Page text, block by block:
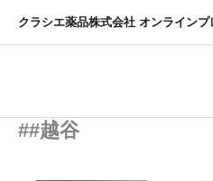
クラシエ薬品株式会社 オンラインプ
##越谷